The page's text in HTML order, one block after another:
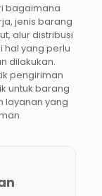
bagaimana
jenis barang
alur distribusi
hal yang perlu
dilakukan.
pengiriman
untuk barang
layanan yang